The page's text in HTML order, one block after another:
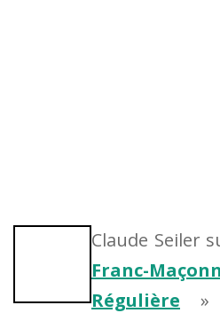
Claude Seiler
Franc-
Régulière »